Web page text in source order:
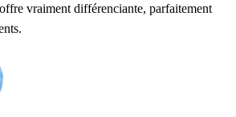
vraiment différenciante, parfaitement